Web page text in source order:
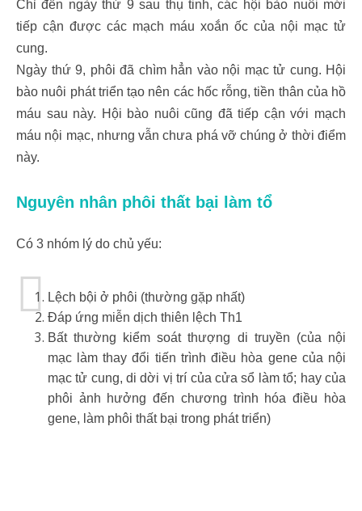
Chỉ đến ngày thứ 9 sau thụ tinh, các hội bào nuôi mới
tiếp cận được các mạch máu xoắn ốc của nội mạc tử
cung.
Ngày thứ 9, phôi đã chìm hẳn vào nội mạc tử cung. Hội
bào nuôi phát triển tạo nên các hốc rỗng, tiền thân của hồ
máu sau này. Hội bào nuôi cũng đã tiếp cận với mạch
máu nội mạc, nhưng vẫn chưa phá vỡ chúng ở thời điểm
này.
Nguyên nhân phôi thất bại làm tổ
Có 3 nhóm lý do chủ yếu:
Lệch bội ở phôi (thường gặp nhất)
Đáp ứng miễn dịch thiên lệch Th1
Bất thường kiểm soát thượng di truyền (của nội
mạc làm thay đổi tiến trình điều hòa gene của nội
mạc tử cung, di dời vị trí của cửa sổ làm tổ; hay của
phôi ảnh hưởng đến chương trình hóa điều hòa
gene, làm phôi thất bại trong phát triển)